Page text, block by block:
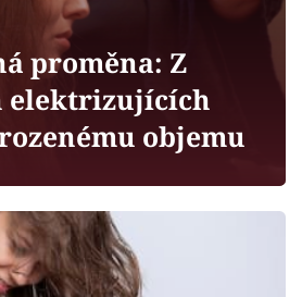
Karlovy Vary
proměna: Z
elektrizujících
objemu